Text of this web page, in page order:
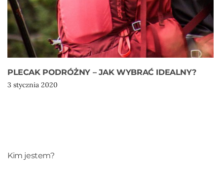
PLECAK PODRÓŻNY – JAK WYBRAĆ IDEALNY?
3 stycznia 2020
Kim jestem?